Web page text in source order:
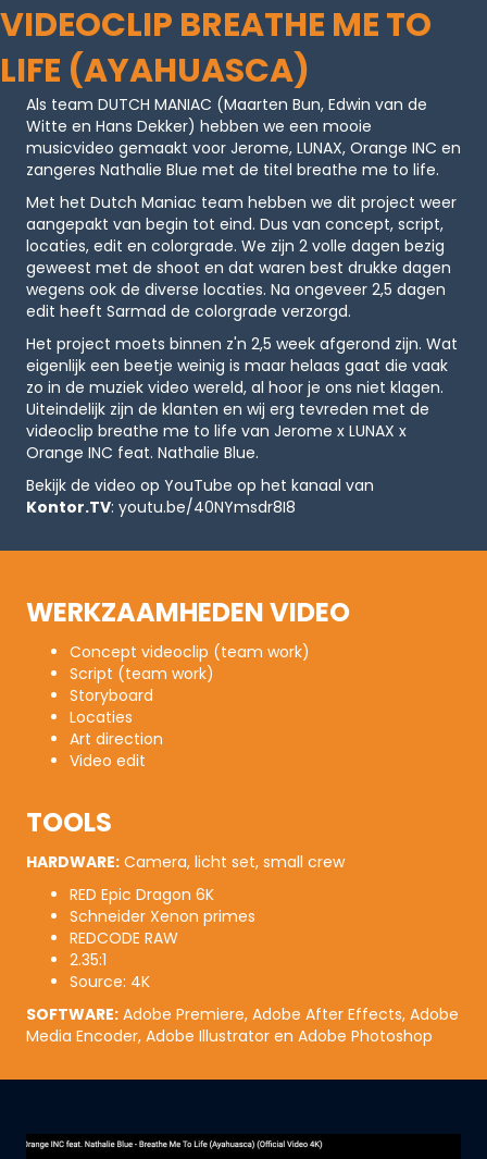
VIDEOCLIP BREATHE ME TO
LIFE (AYAHUASCA)
Als team DUTCH MANIAC (Maarten Bun, Edwin van de
Witte en Hans Dekker) hebben we een mooie
musicvideo gemaakt voor Jerome, LUNAX, Orange INC en
zangeres Nathalie Blue met de titel breathe me to life.
Met het Dutch Maniac team hebben we dit project weer
aangepakt van begin tot eind. Dus van concept, script,
locaties, edit en colorgrade. We zijn 2 volle dagen bezig
geweest met de shoot en dat waren best drukke dagen
wegens ook de diverse locaties. Na ongeveer 2,5 dagen
edit heeft Sarmad de colorgrade verzorgd.
Het project moets binnen z'n 2,5 week afgerond zijn. Wat
eigenlijk een beetje weinig is maar helaas gaat die vaak
zo in de muziek video wereld, al hoor je ons niet klagen.
Uiteindelijk zijn de klanten en wij erg tevreden met de
videoclip breathe me to life van Jerome x LUNAX x
Orange INC feat. Nathalie Blue.
Bekijk de video op YouTube op het kanaal van
Kontor.TV: youtu.be/40NYmsdr8I8
WERKZAAMHEDEN VIDEO
Concept videoclip (team work)
Script (team work)
Storyboard
Locaties
Art direction
Video edit
TOOLS
HARDWARE: Camera, licht set, small crew
RED Epic Dragon 6K
Schneider Xenon primes
REDCODE RAW
2.35:1
Source: 4K
SOFTWARE: Adobe Premiere, Adobe After Effects, Adobe
Media Encoder, Adobe Illustrator en Adobe Photoshop